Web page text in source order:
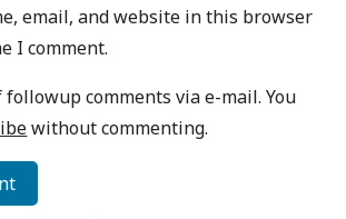
email, and website in this browser
I comment.
comments via e-mail. You
without commenting.